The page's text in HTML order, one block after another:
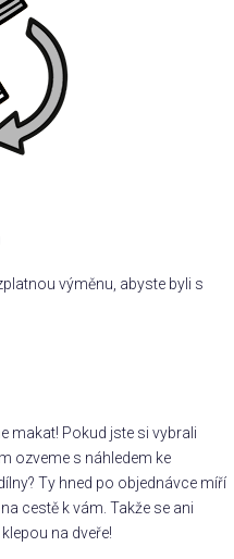
výměnu, abyste byli s
makat! Pokud jste si vybrali
ozveme s náhledem ke
Ty hned po objednávce míří
cestě k vám. Takže se ani
na dveře!